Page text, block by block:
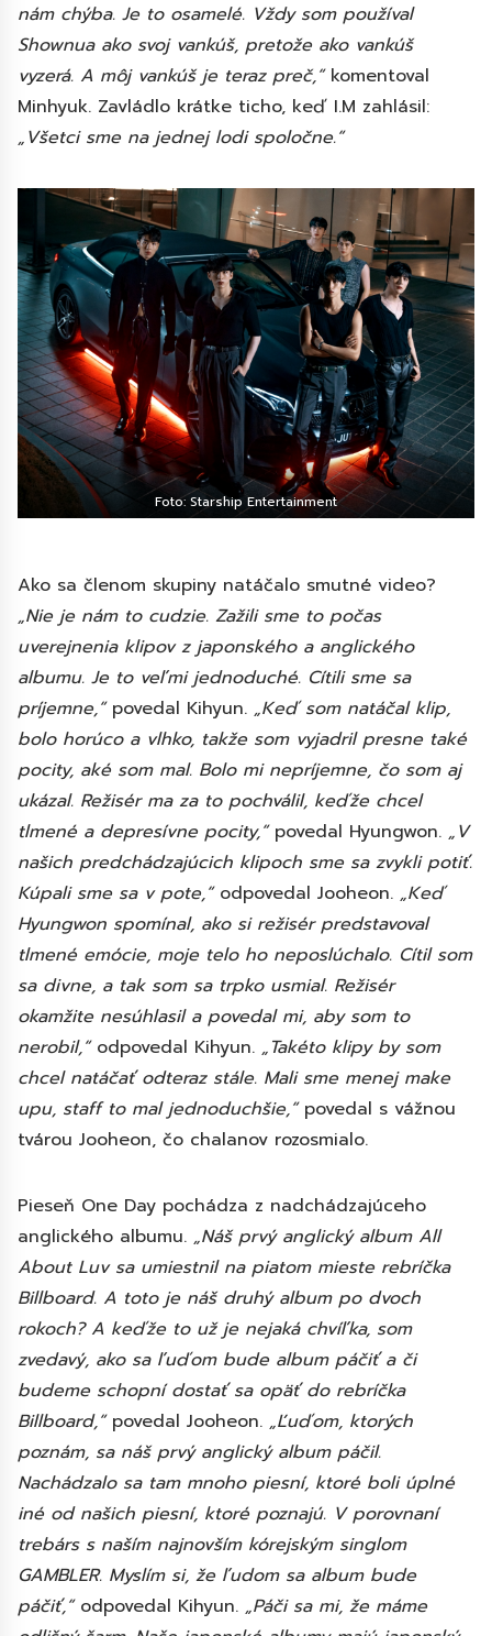
nám chýba. Je to osamelé. Vždy som používal
Shownua ako svoj vankúš, pretože ako vankúš
vyzerá. A môj vankúš je teraz preč,“komentoval
Minhyuk. Zavládlo krátke ticho, keď I.M zahlásil:
„Všetci sme na jednej lodi spoločne.“
Foto: Starship Entertainment
Ako sa členom skupiny natáčalo smutné video?
„Nie je nám to cudzie. Zažili sme to počas
uverejnenia klipov z japonského a anglického
albumu. Je to veľmi jednoduché. Cítili sme sa
príjemne,“povedal Kihyun. „Keď som natáčal klip,
bolo horúco a vlhko, takže som vyjadril presne také
pocity, aké som mal. Bolo mi nepríjemne, čo som aj
ukázal. Režisér ma za to pochválil, keďže chcel
tlmené a depresívne pocity,“ povedal Hyungwon. „V
našich predchádzajúcich klipoch sme sa zvykli potiť.
Kúpali sme sa v pote,“odpovedal Jooheon. „Keď
Hyungwon spomínal, ako si režisér predstavoval
tlmené emócie, moje telo ho neposlúchalo. Cítil som
sa divne, a tak som sa trpko usmial. Režisér
okamžite nesúhlasil a povedal mi, aby som to
nerobil,“odpovedal Kihyun. „Takéto klipy by som
chcel natáčať odteraz stále. Mali sme menej make
upu, staff to mal jednoduchšie,“povedal s vážnou
tvárou Jooheon, čo chalanov rozosmialo.
Pieseň One Day pochádza z nadchádzajúceho
anglického albumu. „Náš prvý anglický album All
About Luv sa umiestnil na piatom mieste rebríčka
Billboard. A toto je náš druhý album po dvoch
rokoch? A keďže to už je nejaká chvíľka, som
zvedavý, ako sa ľuďom bude album páčiť a či
budeme schopní dostať sa opäť do rebríčka
Billboard,“povedal Jooheon. „Ľuďom, ktorých
poznám, sa náš prvý anglický album páčil.
Nachádzalo sa tam mnoho piesní, ktoré boli úplné
iné od našich piesní, ktoré poznajú. V porovnaní
trebárs s naším najnovším kórejským singlom
GAMBLER. Myslím si, že ľudom sa album bude
páčiť,“odpovedal Kihyun. „Páči sa mi, že máme